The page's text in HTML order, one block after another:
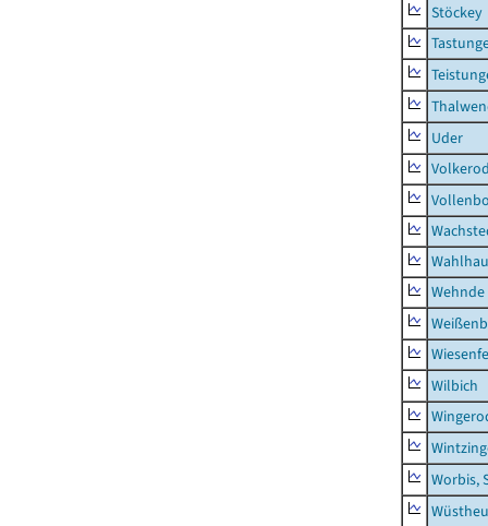
Stöckey
Uder
Wehnde
Wilbich
Worbis,